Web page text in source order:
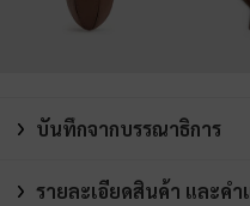
บันทึกจากบรรณาธิการ
รายละเอียดสินค้า และค